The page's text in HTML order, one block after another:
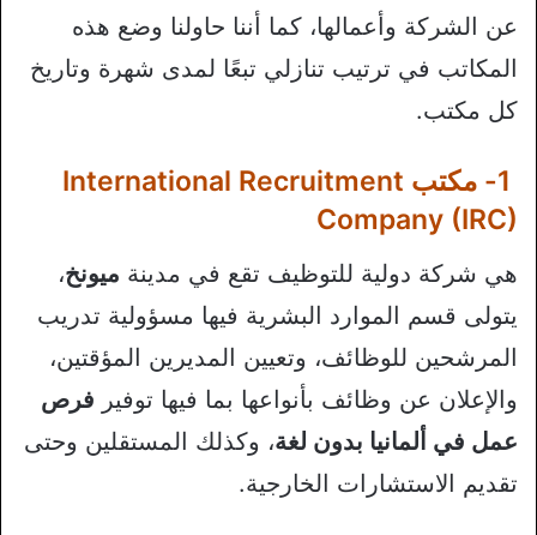
عن الشركة وأعمالها، كما أننا حاولنا وضع هذه
المكاتب في ترتيب تنازلي تبعًا لمدى شهرة وتاريخ
كل مكتب.
1- مكتب International Recruitment
Company (IRC)
هي شركة دولية للتوظيف تقع في مدينة ميونخ،
يتولى قسم الموارد البشرية فيها مسؤولية تدريب
المرشحين للوظائف، وتعيين المديرين المؤقتين،
والإعلان عن وظائف بأنواعها بما فيها توفير فرص
عمل في ألمانيا بدون لغة، وكذلك المستقلين وحتى
تقديم الاستشارات الخارجية.